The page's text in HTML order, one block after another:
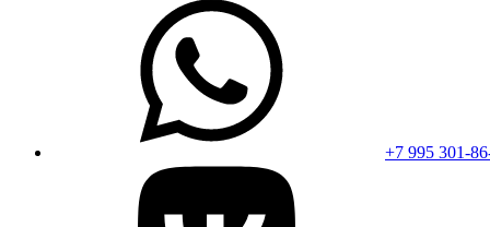
+7 995 301-